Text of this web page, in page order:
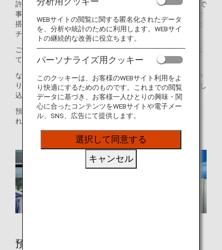
許容量を超える手荷物1個までの料金をANAウェブサイト上で
事前にお支払いいただける便利なサービスです。国際線のご
搭乗前にオンラインでお支払いいただくことで、スムーズな
チェックインが可能となります。
ご注意：適用される手荷物ルールは、予約内容の確認画面に
てご確認いただけます。
なお、ANA運航国際線をANA便名でご利用いただき、お預か
りする無料手荷物許容量を超える手荷物が1個の場合にお申し
込みいただけます。
預入手荷物の中に重量・サイズ制限を超過した手荷物が含ま
れる場合は、本サービスをご利用いただけません。
預入手荷物許容量
WEBサイトの閲覧に関する匿名化されたデータ
を、分析や統計のために利用します。WEBサイ
トの継続的な改善に役立ちます。
パーソナライズ用クッキー
このクッキーは、お客様のWEBサイト利用をよ
り快適にするためのものです。これまでの閲覧
データに基づき、お客様一人ひとりの興味・関
心に合ったコンテンツをWEBサイトや電子メー
ル、SNS、広告にて提供します。
選択して同意する
キャンセル